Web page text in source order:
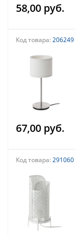
58,00 руб.
Код товара: 206249
67,00 руб.
Код товара: 291060